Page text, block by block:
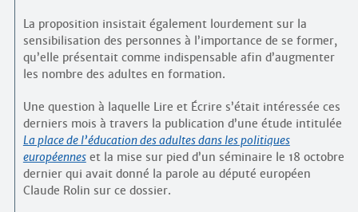
La proposition insistait également lourdement sur la
sensibilisation des personnes à l’importance de se former,
qu’elle présentait comme indispensable afin d’augmenter
les nombre des adultes en formation.
Une question à laquelle Lire et Écrire s’était intéressée ces
derniers mois à travers la publication d’une étude intitulée
La place de l’éducation des adultes dans les politiques
européenneset la mise sur pied d’un séminaire le 18 octobre
dernier qui avait donné la parole au député européen
Claude Rolin sur ce dossier.